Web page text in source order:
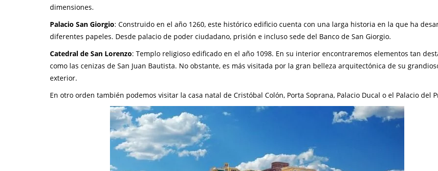
dimensiones.
Palacio San Giorgio: Construido en el año 1260, este histórico edificio cuenta con una larga historia en la que ha
diferentes papeles. Desde palacio de poder ciudadano, prisión e incluso sede del Banco de San Giorgio.
Catedral de San Lorenzo: Templo religioso edificado en el año 1098. En su interior encontraremos elementos tan
como las cenizas de San Juan Bautista. No obstante, es más visitada por la gran belleza arquitectónica de su
exterior.
En otro orden también podemos visitar la casa natal de Cristóbal Colón, Porta Soprana, Palacio Ducal o el Palacio del